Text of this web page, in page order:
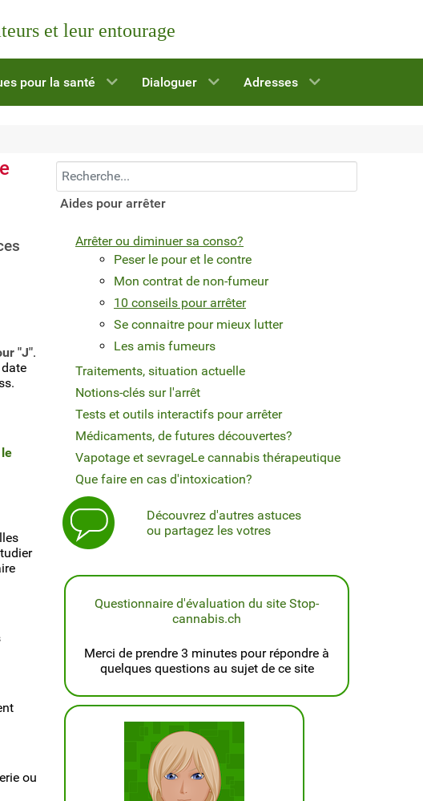
et leur entourage
pour la santé Dialoguer Adresses
"J".
ou
Recherchez...
Aides pour arrêter
Arrêter ou diminuer sa conso?
Peser le pour et le contre
Mon contrat de non-fumeur
10 conseils pour arrêter
Se connaitre pour mieux lutter
Les amis fumeurs
Traitements, situation actuelle
Notions-clés sur l'arrêt
Tests et outils interactifs pour arrêter
Médicaments, de futures découvertes?
Vapotage et sevrageLe cannabis thérapeutique
Que faire en cas d'intoxication?
Découvrez d'autres astuces
ou partagez les votres
Questionnaire d'évaluation du site Stop-
cannabis.ch
Merci de prendre 3 minutes pour répondre à
quelques questions au sujet de ce site